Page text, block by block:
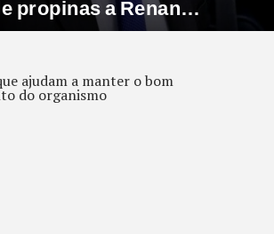
abre o bumbum com as
ajudam a manter o bom
do organismo